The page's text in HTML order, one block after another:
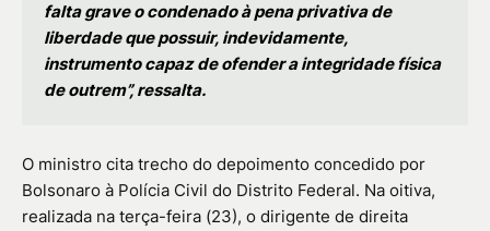
falta grave o condenado à pena privativa de
liberdade que possuir, indevidamente,
instrumento capaz de ofender a integridade física
de outrem”, ressalta.
O ministro cita trecho do depoimento concedido por
Bolsonaro à Polícia Civil do Distrito Federal. Na oitiva,
realizada na terça-feira (23), o dirigente de direita